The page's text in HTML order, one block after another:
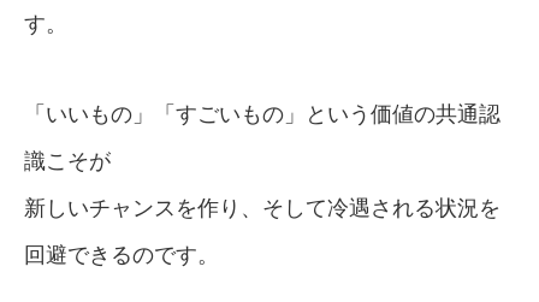
す。
「いいもの」「すごいもの」という価値の共通認
識こそが
新しいチャンスを作り、そして冷遇される状況を
回避できるのです。